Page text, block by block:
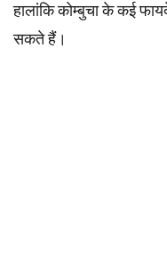
हालांकि कोम्बुचा के कई
सकते हैं।